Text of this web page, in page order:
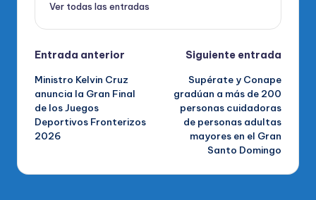
Ver todas las entradas
Navegación
de
entradas
Entrada anterior
Ministro Kelvin Cruz
anuncia la Gran Final
de los Juegos
Deportivos Fronterizos
2026
Siguiente entrada
Supérate y Conape
gradúan a más de 200
personas cuidadoras
de personas adultas
mayores en el Gran
Santo Domingo